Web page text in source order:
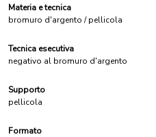
Materia e tecnica
bromuro d'argento / pellicola
Tecnica esecutiva
negativo al bromuro d'argento
Supporto
pellicola
Formato